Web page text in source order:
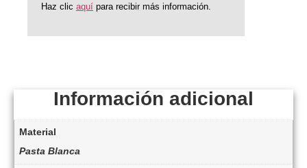
Haz clic aquí para recibir más información.
Información adicional
Material
Pasta Blanca